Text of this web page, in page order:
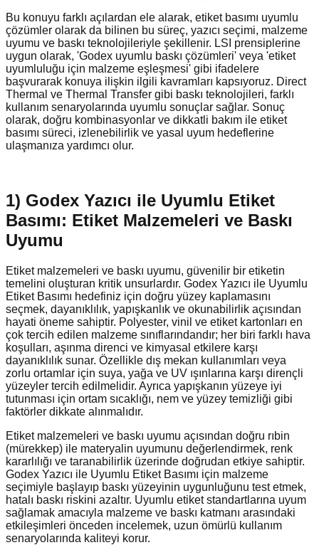
Bu konuyu farklı açılardan ele alarak, etiket basımı uyumlu
çözümler olarak da bilinen bu süreç, yazıcı seçimi, malzeme
uyumu ve baskı teknolojileriyle şekillenir. LSI prensiplerine
uygun olarak, 'Godex uyumlu baskı çözümleri' veya 'etiket
uyumluluğu için malzeme eşleşmesi' gibi ifadelere
başvurarak konuya ilişkin ilgili kavramları kapsıyoruz. Direct
Thermal ve Thermal Transfer gibi baskı teknolojileri, farklı
kullanım senaryolarında uyumlu sonuçlar sağlar. Sonuç
olarak, doğru kombinasyonlar ve dikkatli bakım ile etiket
basımı süreci, izlenebilirlik ve yasal uyum hedeflerine
ulaşmanıza yardımcı olur.
1) Godex Yazıcı ile Uyumlu Etiket
Basımı: Etiket Malzemeleri ve Baskı
Uyumu
Etiket malzemeleri ve baskı uyumu, güvenilir bir etiketin
temelini oluşturan kritik unsurlardır. Godex Yazıcı ile Uyumlu
Etiket Basımı hedefiniz için doğru yüzey kaplamasını
seçmek, dayanıklılık, yapışkanlık ve okunabilirlik açısından
hayati öneme sahiptir. Polyester, vinil ve etiket kartonları en
çok tercih edilen malzeme sınıflarındandır; her biri farklı hava
koşulları, aşınma direnci ve kimyasal etkilere karşı
dayanıklılık sunar. Özellikle dış mekan kullanımları veya
zorlu ortamlar için suya, yağa ve UV ışınlarına karşı dirençli
yüzeyler tercih edilmelidir. Ayrıca yapışkanın yüzeye iyi
tutunması için ortam sıcaklığı, nem ve yüzey temizliği gibi
faktörler dikkate alınmalıdır.
Etiket malzemeleri ve baskı uyumu açısından doğru rıbin
(mürekkep) ile materyalin uyumunu değerlendirmek, renk
kararlılığı ve taranabilirlik üzerinde doğrudan etkiye sahiptir.
Godex Yazıcı ile Uyumlu Etiket Basımı için malzeme
seçimiyle başlayıp baskı yüzeyinin uygunluğunu test etmek,
hatalı baskı riskini azaltır. Uyumlu etiket standartlarına uyum
sağlamak amacıyla malzeme ve baskı katmanı arasındaki
etkileşimleri önceden incelemek, uzun ömürlü kullanım
senaryolarında kaliteyi korur.